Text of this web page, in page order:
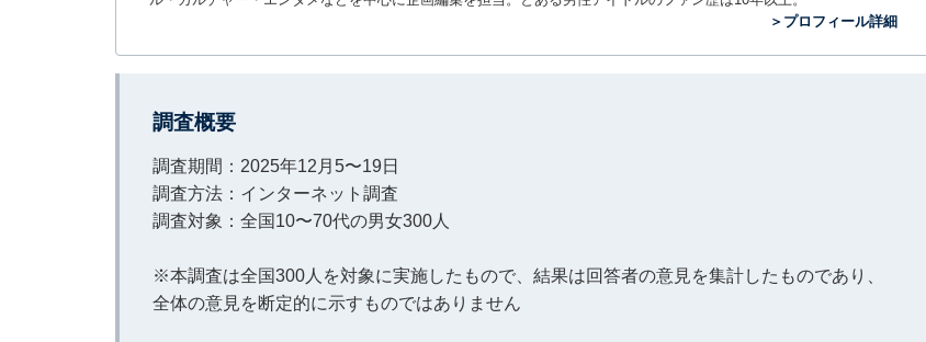
＞プロフィール詳細
調査概要
調査期間：2025年12月5〜19日
調査方法：インターネット調査
調査対象：全国10〜70代の男女300人
※本調査は全国300人を対象に実施したもので、結果は回答者の意見を集計したものであり、
全体の意見を断定的に示すものではありません